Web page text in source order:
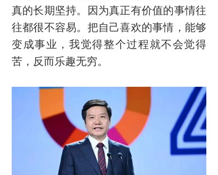
真的长期坚持。因为真正有价值的事情往
往都很不容易。把自己喜欢的事情，能够
变成事业，我觉得整个过程就不会觉得
苦，反而乐趣无穷。